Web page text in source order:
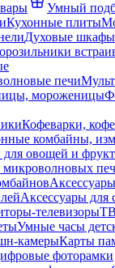
Умный
Кухонные плиты
Духовые шкафы
печи
мороженицы
Кофеварки,
комбайны,
овощей и
микроволновых
Аксессуары
телевизоры
Умные часы
камерыКарты
фоторамки